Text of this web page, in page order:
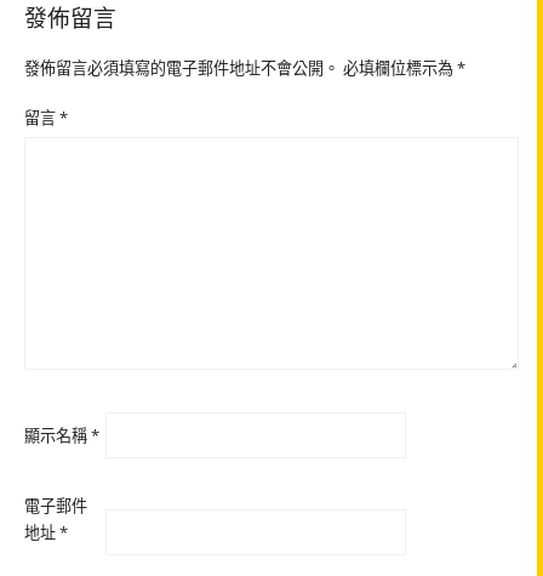
發佈留言
發佈留言必須填寫的電子郵件地址不會公開。 必填欄位標示為*
留言*
顯示名稱*
電子郵件
地址*